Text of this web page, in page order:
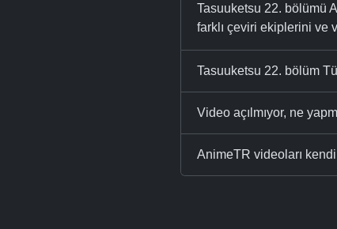
Tasuuketsu 22. bölümü
farklı çeviri ekiplerini ve
Tasuuketsu 22. bölüm
Video açılmıyor, ne
AnimeTR videoları kendi